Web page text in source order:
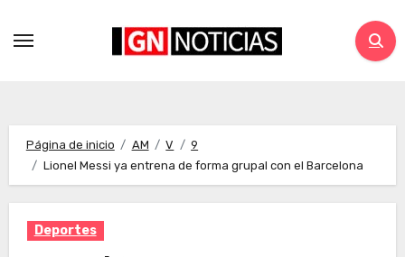
Página de inicio AM V
9
Lionel Messi ya entrena de forma grupal con el Barcelona
Deportes